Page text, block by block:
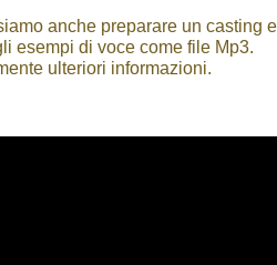
anche preparare un casting e
esempi di voce come file Mp3.
ulteriori informazioni.